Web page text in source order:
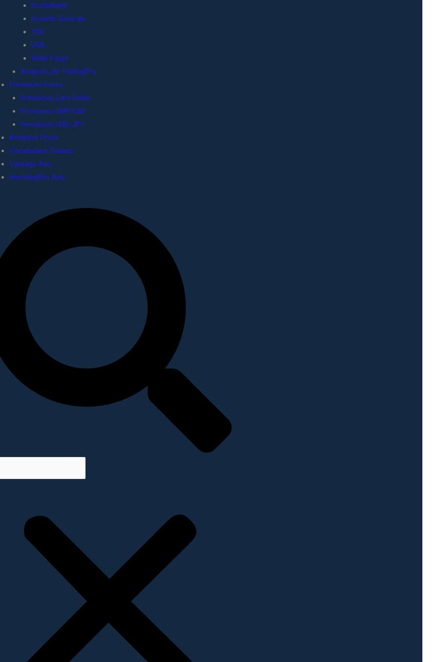
Scotiabank
Société Générale
TDS
UOB
Wells Fargo
Analyses de TradingPro
Prévisions Forex
Prévisions Euro Dollar
Prévisions GBP/USD
Prévisions USD/JPY
Analyses Forex
Vocabulaire Trading
Vantage Avis
InvestingPro Avis